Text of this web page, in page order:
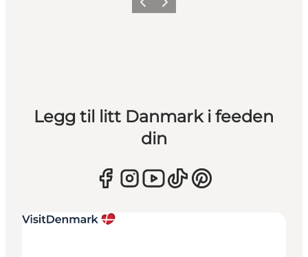
ForrigeNeste
Legg til litt Danmark i feeden
din